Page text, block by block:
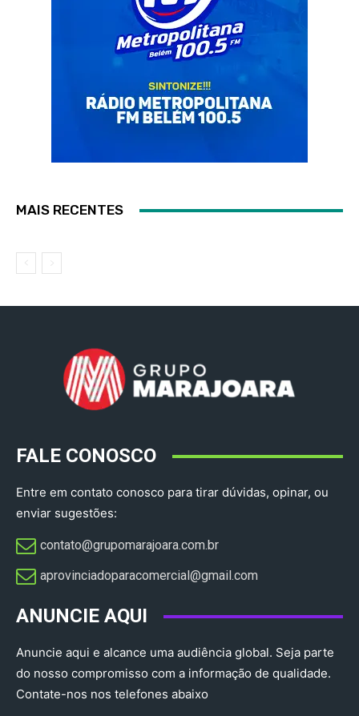
MAIS RECENTES
FALE CONOSCO
Entre em contato conosco para tirar dúvidas, opinar, ou
enviar sugestões:
contato@grupomarajoara.com.br
aprovinciadoparacomercial@gmail.com​
ANUNCIE AQUI
Anuncie aqui e alcance uma audiência global. Seja parte
do nosso compromisso com a informação de qualidade.
Contate-nos nos telefones abaixo